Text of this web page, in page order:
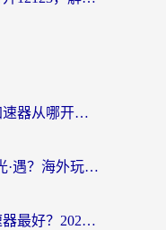
苹果手机航海王热血航线加速器从哪开启？海外玩家国服畅玩全攻略
在国外用什么加速器玩sky光·遇？海外玩家国服畅玩终极指南（附魔兽世界狂暴传奇解决方案）
国外玩国服剑灵用什么加速器最好？2026海外玩家亲测指南（附魔兽世界怀旧服精灵之境加速技巧）